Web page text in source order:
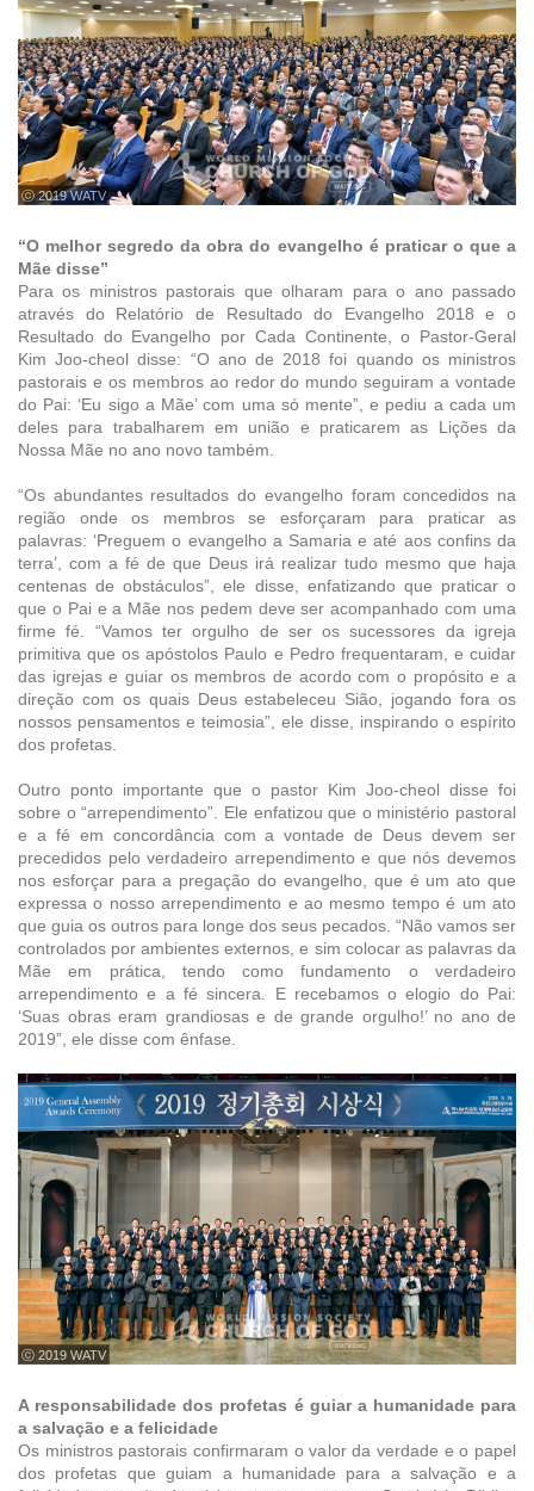
ⓒ 2019 WATV
“O melhor segredo da obra do evangelho é praticar o que a
Mãe disse”
Para os ministros pastorais que olharam para o ano passado
através do Relatório de Resultado do Evangelho 2018 e o
Resultado do Evangelho por Cada Continente, o Pastor-Geral
Kim Joo-cheol disse: “O ano de 2018 foi quando os ministros
pastorais e os membros ao redor do mundo seguiram a vontade
do Pai: ‘Eu sigo a Mãe’ com uma só mente”, e pediu a cada um
deles para trabalharem em união e praticarem as Lições da
Nossa Mãe no ano novo também.
“Os abundantes resultados do evangelho foram concedidos na
região onde os membros se esforçaram para praticar as
palavras: ‘Preguem o evangelho a Samaria e até aos confins da
terra’, com a fé de que Deus irá realizar tudo mesmo que haja
centenas de obstáculos”, ele disse, enfatizando que praticar o
que o Pai e a Mãe nos pedem deve ser acompanhado com uma
firme fé. “Vamos ter orgulho de ser os sucessores da igreja
primitiva que os apóstolos Paulo e Pedro frequentaram, e cuidar
das igrejas e guiar os membros de acordo com o propósito e a
direção com os quais Deus estabeleceu Sião, jogando fora os
nossos pensamentos e teimosia”, ele disse, inspirando o espírito
dos profetas.
Outro ponto importante que o pastor Kim Joo-cheol disse foi
sobre o “arrependimento”. Ele enfatizou que o ministério pastoral
e a fé em concordância com a vontade de Deus devem ser
precedidos pelo verdadeiro arrependimento e que nós devemos
nos esforçar para a pregação do evangelho, que é um ato que
expressa o nosso arrependimento e ao mesmo tempo é um ato
que guia os outros para longe dos seus pecados. “Não vamos ser
controlados por ambientes externos, e sim colocar as palavras da
Mãe em prática, tendo como fundamento o verdadeiro
arrependimento e a fé sincera. E recebamos o elogio do Pai:
‘Suas obras eram grandiosas e de grande orgulho!’ no ano de
2019”, ele disse com ênfase.
ⓒ 2019 WATV
A responsabilidade dos profetas é guiar a humanidade para
a salvação e a felicidade
Os ministros pastorais confirmaram o valor da verdade e o papel
dos profetas que guiam a humanidade para a salvação e a